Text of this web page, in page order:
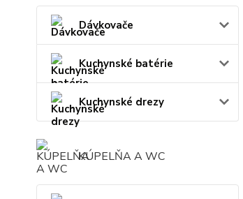
Dávkovače
Kuchynské batérie
Kuchynské drezy
KÚPELŇA A WC